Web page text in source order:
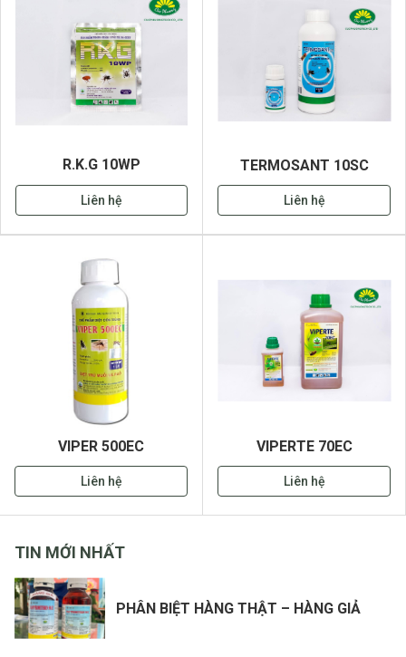
R.K.G 10WP
Liên hệ
TERMOSANT 10SC
Liên hệ
VIPER 500EC
Liên hệ
VIPERTE 70EC
Liên hệ
TIN MỚI NHẤT
PHÂN BIỆT HÀNG THẬT – HÀNG GIẢ